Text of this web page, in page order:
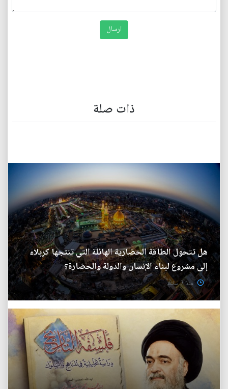
ذات صلة
هل تتحول الطاقة الحضارية الهائلة التي تنتجها كربلاء
إلى مشروع لبناء الإنسان والدولة والحضارة؟
منذ 7 ساعة